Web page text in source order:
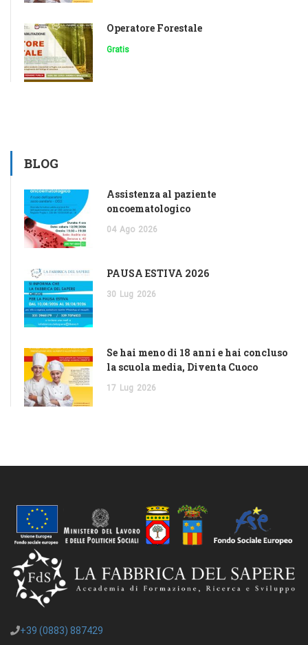
Operatore Forestale
Gratis
BLOG
Assistenza al paziente
oncoematologico
04 Ago 2026
PAUSA ESTIVA 2026
30 Lug 2026
Se hai meno di 18 anni e hai concluso
la scuola media, Diventa Cuoco
17 Lug 2026
+39 (0883) 887429